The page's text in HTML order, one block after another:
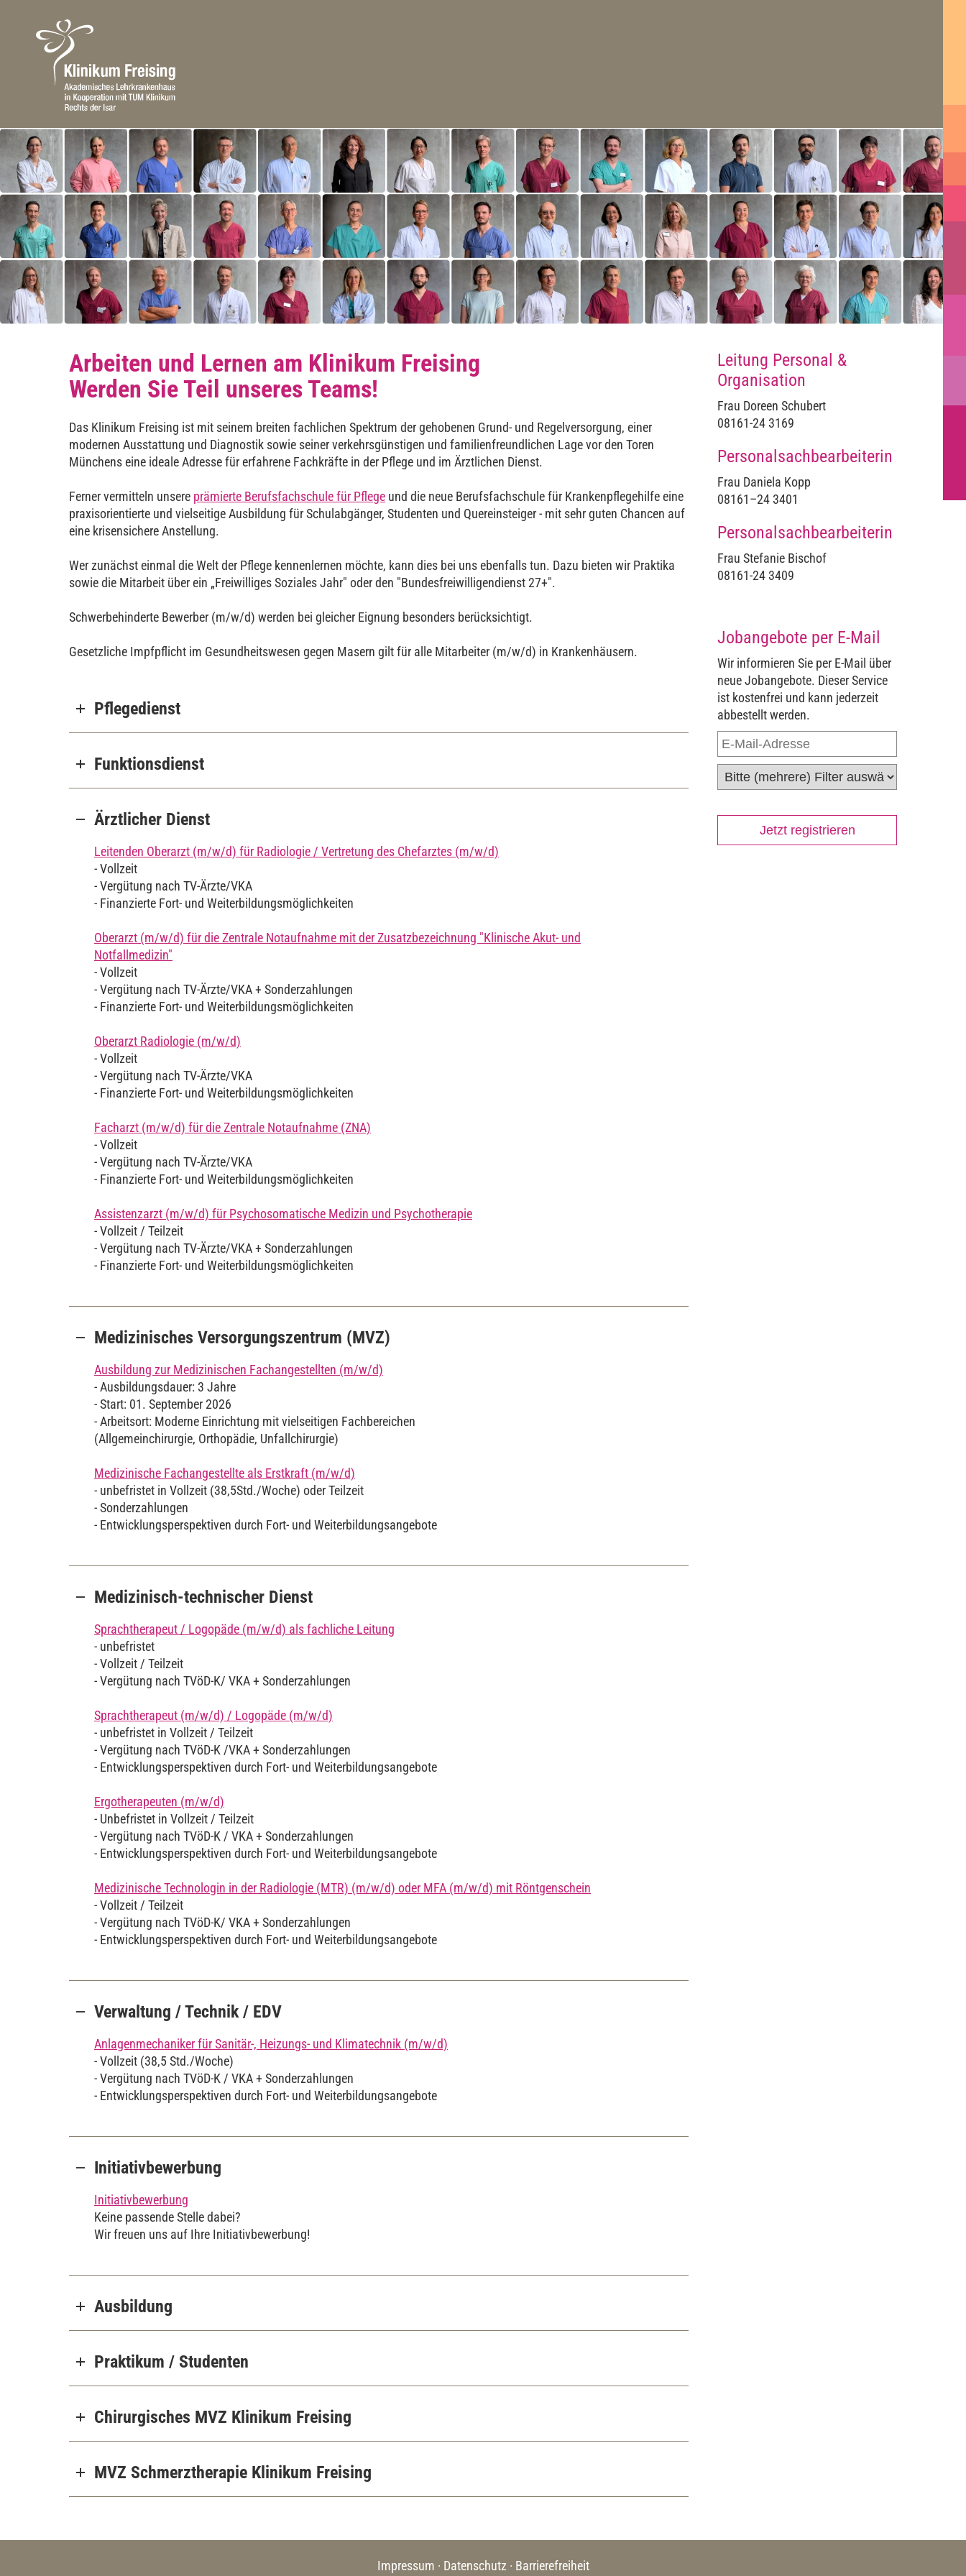
Leitung Personal &
Organisation
Frau Doreen Schubert
08161-24 3169
Personalsachbearbeiterin
Frau Daniela Kopp
08161–24 3401
Personalsachbearbeiterin
Frau Stefanie Bischof
08161-24 3409
Jobangebote per E-Mail
Wir informieren Sie per E-Mail über
neue Jobangebote. Dieser Service
ist kostenfrei und kann jederzeit
abbestellt werden.
Arbeiten und Lernen am Klinikum Freising
Werden Sie Teil unseres Teams!
Das Klinikum Freising ist mit seinem breiten fachlichen Spektrum der gehobenen Grund- und Regelversorgung, einer
modernen Ausstattung und Diagnostik sowie seiner verkehrsgünstigen und familienfreundlichen Lage vor den Toren
Münchens eine ideale Adresse für erfahrene Fachkräfte in der Pflege und im Ärztlichen Dienst.
Ferner vermitteln unsere prämierte Berufsfachschule für Pflege und die neue Berufsfachschule für Krankenpflegehilfe eine
praxisorientierte und vielseitige Ausbildung für Schulabgänger, Studenten und Quereinsteiger - mit sehr guten Chancen auf
eine krisensichere Anstellung.
Wer zunächst einmal die Welt der Pflege kennenlernen möchte, kann dies bei uns ebenfalls tun. Dazu bieten wir Praktika
sowie die Mitarbeit über ein „Freiwilliges Soziales Jahr" oder den "Bundesfreiwilligendienst 27+".
Schwerbehinderte Bewerber (m/w/d) werden bei gleicher Eignung besonders berücksichtigt.
Gesetzliche Impfpflicht im Gesundheitswesen gegen Masern gilt für alle Mitarbeiter (m/w/d) in Krankenhäusern.
Pflegedienst
Funktionsdienst
Ärztlicher Dienst
Leitenden Oberarzt (m/w/d) für Radiologie / Vertretung des Chefarztes (m/w/d)
- Vollzeit
- Vergütung nach TV-Ärzte/VKA
- Finanzierte Fort- und Weiterbildungsmöglichkeiten
Oberarzt (m/w/d) für die Zentrale Notaufnahme mit der Zusatzbezeichnung "Klinische Akut- und
Notfallmedizin"
- Vollzeit
- Vergütung nach TV-Ärzte/VKA + Sonderzahlungen
- Finanzierte Fort- und Weiterbildungsmöglichkeiten
Oberarzt Radiologie (m/w/d)
- Vollzeit
- Vergütung nach TV-Ärzte/VKA
- Finanzierte Fort- und Weiterbildungsmöglichkeiten
Facharzt (m/w/d) für die Zentrale Notaufnahme (ZNA)
- Vollzeit
- Vergütung nach TV-Ärzte/VKA
- Finanzierte Fort- und Weiterbildungsmöglichkeiten
Assistenzarzt (m/w/d) für Psychosomatische Medizin und Psychotherapie
- Vollzeit / Teilzeit
- Vergütung nach TV-Ärzte/VKA + Sonderzahlungen
- Finanzierte Fort- und Weiterbildungsmöglichkeiten
Medizinisches Versorgungszentrum (MVZ)
Ausbildung zur Medizinischen Fachangestellten (m/w/d)
- Ausbildungsdauer: 3 Jahre
- Start: 01. September 2026
- Arbeitsort: Moderne Einrichtung mit vielseitigen Fachbereichen
(Allgemeinchirurgie, Orthopädie, Unfallchirurgie)
Medizinische Fachangestellte als Erstkraft (m/w/d)
- unbefristet in Vollzeit (38,5Std./Woche) oder Teilzeit
- Sonderzahlungen
- Entwicklungsperspektiven durch Fort- und Weiterbildungsangebote
Medizinisch-technischer Dienst
Sprachtherapeut / Logopäde (m/w/d) als fachliche Leitung
- unbefristet
- Vollzeit / Teilzeit
- Vergütung nach TVöD-K/ VKA + Sonderzahlungen
Sprachtherapeut (m/w/d) / Logopäde (m/w/d)
- unbefristet in Vollzeit / Teilzeit
- Vergütung nach TVöD-K /VKA + Sonderzahlungen
- Entwicklungsperspektiven durch Fort- und Weiterbildungsangebote
Ergotherapeuten (m/w/d)
- Unbefristet in Vollzeit / Teilzeit
- Vergütung nach TVöD-K / VKA + Sonderzahlungen
- Entwicklungsperspektiven durch Fort- und Weiterbildungsangebote
Medizinische Technologin in der Radiologie (MTR) (m/w/d) oder MFA (m/w/d) mit Röntgenschein
- Vollzeit / Teilzeit
- Vergütung nach TVöD-K/ VKA + Sonderzahlungen
- Entwicklungsperspektiven durch Fort- und Weiterbildungsangebote
Verwaltung / Technik / EDV
Anlagenmechaniker für Sanitär-, Heizungs- und Klimatechnik (m/w/d)
- Vollzeit (38,5 Std./Woche)
- Vergütung nach TVöD-K / VKA + Sonderzahlungen
- Entwicklungsperspektiven durch Fort- und Weiterbildungsangebote
Initiativbewerbung
Initiativbewerbung
Keine passende Stelle dabei?
Wir freuen uns auf Ihre Initiativbewerbung!
Ausbildung
Praktikum / Studenten
Chirurgisches MVZ Klinikum Freising
MVZ Schmerztherapie Klinikum Freising
Impressum Datenschutz Barrierefreiheit